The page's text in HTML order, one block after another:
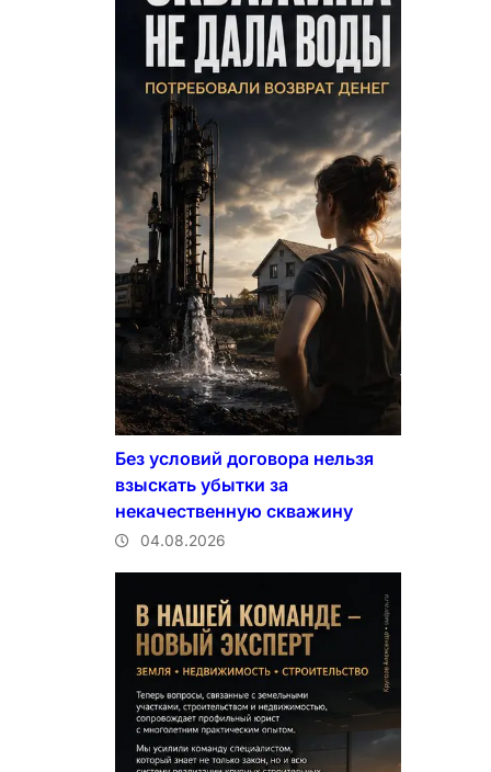
Без условий договора нельзя
взыскать убытки за
некачественную скважину
04.08.2026